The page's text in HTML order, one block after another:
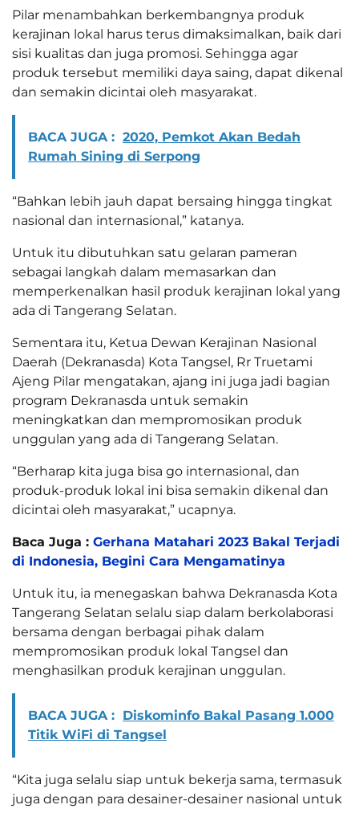
Pilar menambahkan berkembangnya produk
kerajinan lokal harus terus dimaksimalkan, baik dari
sisi kualitas dan juga promosi. Sehingga agar
produk tersebut memiliki daya saing, dapat dikenal
dan semakin dicintai oleh masyarakat.
BACA JUGA : 2020, Pemkot Akan Bedah
Rumah Sining di Serpong
“Bahkan lebih jauh dapat bersaing hingga tingkat
nasional dan internasional,” katanya.
Untuk itu dibutuhkan satu gelaran pameran
sebagai langkah dalam memasarkan dan
memperkenalkan hasil produk kerajinan lokal yang
ada di Tangerang Selatan.
Sementara itu, Ketua Dewan Kerajinan Nasional
Daerah (Dekranasda) Kota Tangsel, Rr Truetami
Ajeng Pilar mengatakan, ajang ini juga jadi bagian
program Dekranasda untuk semakin
meningkatkan dan mempromosikan produk
unggulan yang ada di Tangerang Selatan.
“Berharap kita juga bisa go internasional, dan
produk-produk lokal ini bisa semakin dikenal dan
dicintai oleh masyarakat,” ucapnya.
Baca Juga : Gerhana Matahari 2023 Bakal Terjadi
di Indonesia, Begini Cara Mengamatinya
Untuk itu, ia menegaskan bahwa Dekranasda Kota
Tangerang Selatan selalu siap dalam berkolaborasi
bersama dengan berbagai pihak dalam
mempromosikan produk lokal Tangsel dan
menghasilkan produk kerajinan unggulan.
BACA JUGA : Diskominfo Bakal Pasang 1.000
Titik WiFi di Tangsel
“Kita juga selalu siap untuk bekerja sama, termasuk
juga dengan para desainer-desainer nasional untuk